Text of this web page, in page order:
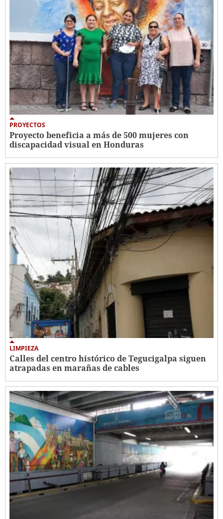
PROYECTOS
Proyecto beneficia a más de 500 mujeres con
discapacidad visual en Honduras
LIMPIEZA
Calles del centro histórico de Tegucigalpa siguen
atrapadas en marañas de cables